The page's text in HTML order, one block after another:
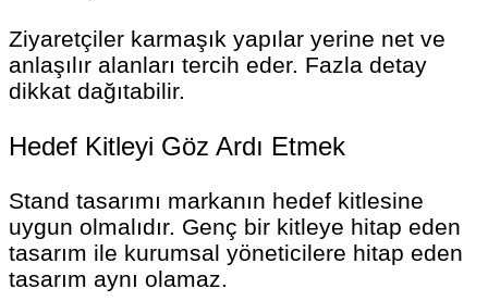
Ziyaretçiler karmaşık yapılar yerine net ve
anlaşılır alanları tercih eder. Fazla detay
dikkat dağıtabilir.
Hedef Kitleyi Göz Ardı Etmek
Stand tasarımı markanın hedef kitlesine
uygun olmalıdır. Genç bir kitleye hitap eden
tasarım ile kurumsal yöneticilere hitap eden
tasarım aynı olamaz.